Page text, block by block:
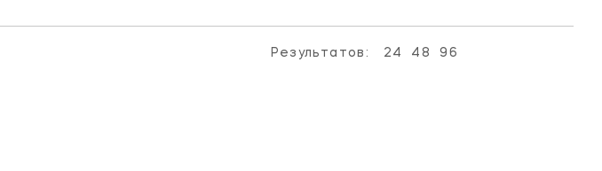
Результатов: 24 48 96